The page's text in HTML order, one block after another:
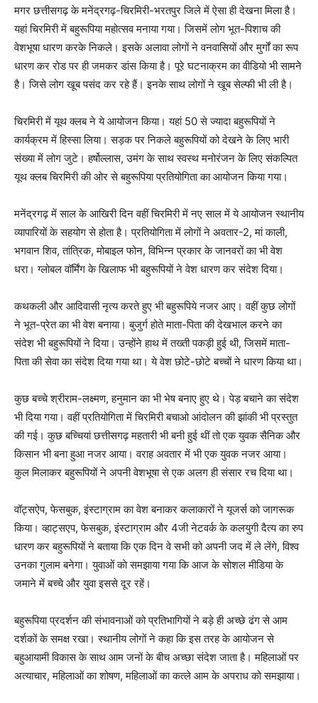
मगर छत्तीसगढ़ के मनेंद्रगढ़-चिरमिरी-भरतपुर जिले में ऐसा ही देखना मिला है।
यहां चिरमिरी में बहुरूपिया महोत्सव मनाया गया। जिसमें लोग भूत-पिशाच की
वेशभूषा धारण करके निकले। इसके अलावा लोगों ने वनवासियों और मुर्गों का रूप
धारण कर रोड पर ही जमकर डांस किया है। पूरे घटनाक्रम का वीडियो भी सामने
है। जिसे लोग खूब पसंद कर रहे हैं। इनके साथ लोगों ने खूब सेल्फी भी ली है।
चिरमिरी में यूथ क्लब ने ये आयोजन किया। यहां 50 से ज्यादा बहुरूपियों ने
कार्यक्रम में हिस्सा लिया। सड़क पर निकले बहुरूपियों को देखने के लिए भारी
संख्या में लोग जुटे। हर्षोल्लास, उमंग के साथ स्वस्थ मनोरंजन के लिए संकल्पित
यूथ क्लब चिरमिरी की ओर से बहुरूपिया प्रतियोगिता का आयोजन किया गया।
मनेंद्रगढ़ में साल के आखिरी दिन वहीं चिरमिरी में नए साल में ये आयोजन स्थानीय
व्यापारियों के सहयोग से होता है। प्रतियोगिता में लोगों ने अवतार-2, मां काली,
भगवान शिव, तांत्रिक, मोबाइल फोन, विभिन्न प्रकार के जानवरों का भी वेश
धरा। ग्लोबल वॉर्मिंग के खिलाफ भी बहुरूपियों ने वेश धारण कर संदेश दिया।
कथकली और आदिवासी नृत्य करते हुए भी बहुरूपिये नजर आए। वहीं कुछ लोगों
ने भूत-प्रेत का भी वेश बनाया। बुजुर्ग होते माता-पिता की देखभाल करने का
संदेश भी बहुरूपियों ने दिया। उन्होंने हाथ में तख्ती पकड़ी हुई थी, जिसमें माता-
पिता की सेवा का संदेश दिया गया था। ये वेश छोटे-छोटे बच्चों ने धारण किया था।
कुछ बच्चे श्रीराम-लक्ष्मण, हनुमान का भी भेष बनाए हुए थे। पेड़ बचाने का संदेश
भी दिया गया। वहीं प्रतियोगिता में चिरमिरी बचाओ आंदोलन की झांकी भी प्रस्तुत
की गई। कुछ बच्चियां छत्तीसगढ़ महतारी भी बनी हुई थीं तो एक युवक सैनिक और
किसान भी बना हुआ नजर आया। वराह अवतार में भी एक युवक नजर आया।
कुल मिलाकर बहुरूपियों ने अपनी वेशभूषा से एक अलग ही संसार रच दिया था।
वॉट्सऐप, फेसबुक, इंस्टाग्राम का वेश बनाकर कलाकारों ने यूजर्स को जागरूक
किया। व्हाट्सएप, फेसबुक, इंस्टाग्राम और 4जी नेटवर्क के कलयुगी दैत्य का रुप
धारण कर बहुरूपियों ने बताया कि एक दिन वे सभी को अपनी जद में ले लेंगे, विश्व
उनका गुलाम बनेगा। युवाओं काे समझाया गया कि आज के सोशल मीडिया के
जमाने में बच्चे और युवा इससे दूर रहें।
बहुरूपिया प्रदर्शन की संभावनाओं को प्रतिभागियों ने बड़े ही अच्छे ढंग से आम
दर्शकों के समक्ष रखा। स्थानीय लोगों ने कहा कि इस तरह के आयोजन से
बहुआयामी विकास के साथ आम जनों के बीच अच्छा संदेश जाता है। महिलाओं पर
अत्याचार, महिलाओं का शोषण, महिलाओं का कत्ले आम के अपराध को समझाया।